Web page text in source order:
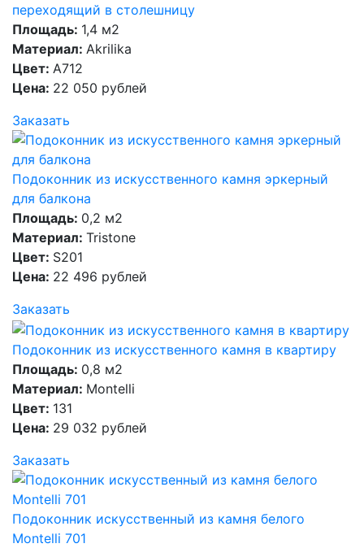
переходящий в столешницу
Площадь: 1,4 м2
Материал: Akrilika
Цвет: A712
Цена: 22 050 рублей
Заказать
Подоконник из искусственного камня эркерный
для балкона
Площадь: 0,2 м2
Материал: Tristone
Цвет: S201
Цена: 22 496 рублей
Заказать
Подоконник из искусственного камня в квартиру
Площадь: 0,8 м2
Материал: Montelli
Цвет: 131
Цена: 29 032 рублей
Заказать
Подоконник искусственный из камня белого
Montelli 701